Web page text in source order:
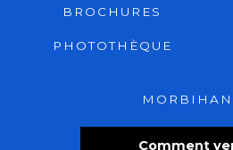
Comment
BROCHURES
PHOTOTHÈQUE